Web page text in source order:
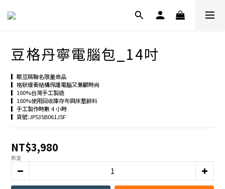
豆格丹寧電腦包_14吋
▎眠豆腐聯名限量商品
▎格狀緩衝結構保護電腦又兼顧時尚
▎100%台灣手工製造
▎100%使用回收庫存布與床墊餘料
▎手工製作時數 4 小時
▎貨號:JP53SB061J5F
NT$3,980
數量